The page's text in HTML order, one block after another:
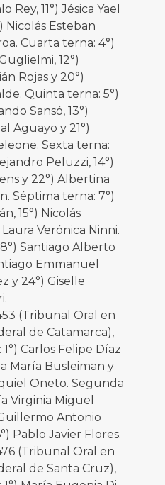
Rey, 11°) Jésica Yael
Nicolás Esteban
Cuarta terna: 4°)
12°)
Rojas y 20°)
Quinta terna: 5°)
Sansó, 13°)
Aguayo y 21°)
Sexta terna:
Peluzzi, 14°)
y 22°) Albertina
Séptima terna: 7°)
15°) Nicolás
Verónica Ninni.
Santiago Alberto
Emmanuel
y 24°) Giselle
(Tribunal Oral en
de Catamarca),
Carlos Felipe Díaz
María Busleiman y
Oneto. Segunda
Virginia Miguel
Antonio
Pablo Javier Flores.
(Tribunal Oral en
de Santa Cruz),